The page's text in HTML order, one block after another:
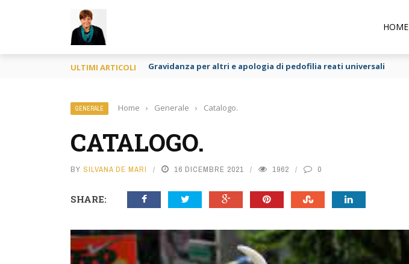
HOME
ULTIMI ARTICOLI Gravidanza per altri e apologia di pedofilia reati universali
GENERALE Home › Generale › Catalogo.
CATALOGO.
BY SILVANA DE MARI 16 DICEMBRE 2021 1962 0
SHARE: